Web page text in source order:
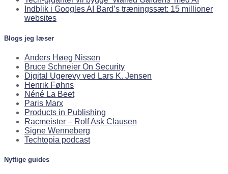
Indblik i Googles AI Bard’s træningssæt: 15 millioner
websites
Blogs jeg læser
Anders Høeg Nissen
Bruce Schneier On Security
Digital Ugerevy ved Lars K. Jensen
Henrik Føhns
Néné La Beet
Paris Marx
Products in Publishing
Racmeister – Rolf Ask Clausen
Signe Wenneberg
Techtopia podcast
Nyttige guides